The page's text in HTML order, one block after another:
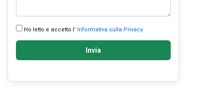
Ho letto e accetto l’ Informativa sulla Privacy
Invia